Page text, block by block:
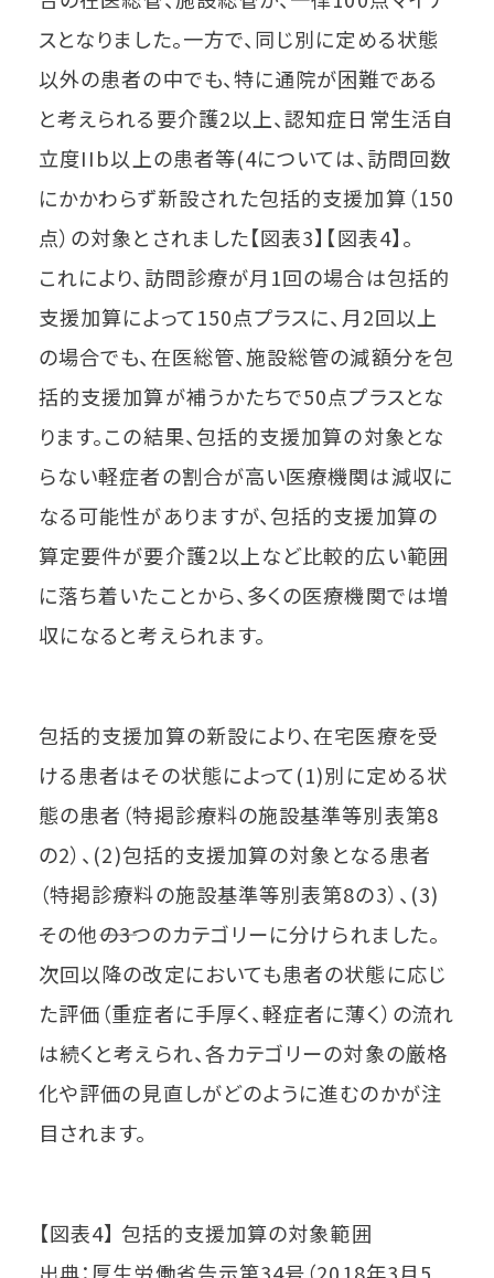
スとなりました。一方で、同じ別に定める状態
以外の患者の中でも、特に通院が困難である
と考えられる要介護2以上、認知症日常生活自
立度IIb以上の患者等(4については、訪問回数
にかかわらず新設された包括的支援加算（150
点）の対象とされました【図表3】【図表4】。
これにより、訪問診療が月1回の場合は包括的
支援加算によって150点プラスに、月2回以上
の場合でも、在医総管、施設総管の減額分を包
括的支援加算が補うかたちで50点プラスとな
ります。この結果、包括的支援加算の対象とな
らない軽症者の割合が高い医療機関は減収に
なる可能性がありますが、包括的支援加算の
算定要件が要介護2以上など比較的広い範囲
に落ち着いたことから、多くの医療機関では増
収になると考えられます。
包括的支援加算の新設により、在宅医療を受
ける患者はその状態によって(1)別に定める状
態の患者（特掲診療料の施設基準等別表第8
の2）、(2)包括的支援加算の対象となる患者
（特掲診療料の施設基準等別表第8の3）、(3)
その他――の3つのカテゴリーに分けられました。
次回以降の改定においても患者の状態に応じ
た評価（重症者に手厚く、軽症者に薄く）の流れ
は続くと考えられ、各カテゴリーの対象の厳格
化や評価の見直しがどのように進むのかが注
目されます。
【図表4】 包括的支援加算の対象範囲
出典：厚生労働省告示第34号（2018年3月5